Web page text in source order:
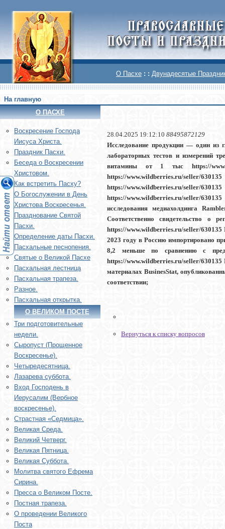
О Пасхе : : Двунадесятые
На главную
О ПАСХЕ
Воскреcение Господа
Иисуса Христа.
Праздник Пасхи.
Беседа о Воскресении
Христовом.
Как встретить Пасху?
О Богослужении в День
Христова Воскресенья.
Празднование Святой
Пасхи.
Определение даты Пасхи.
Пасхальные песнопения.
Святые о Великой Пасхе
Пасхальная лестница
Пасхальная трапеза.
Разное.
Пасхальная открытка.
О ВЕЛИКОМ ПОСТЕ
Три подготовительные
недели.
Сыропуст (Прощенное
Воскресенье).
Четыредесятница.
Лазарева суббота.
Вход Господень в
Иерусалим (Вербное
воскресенье).
Страстная «Седмица».
Великая Среда.
Великий Четверг.
Великая Пятница.
Великая Суббота.
Молитва святого Ефрема
Сирина.
Пресса о Великом Посте.
Постная трапеза.
О проведении Великого
Поста
28.04.2025 19:12:10 88495872129
Исследование продукции — один из
лабораторных тестов и измерений
витамины от 1 тыс https://
https://www.wildberries.ru/
https://www.wildberries.ru/
https://www.wildberries.ru/seller/
исследования медиахолдинга
Соответственно свидетельство о
https://www.wildberries.ru/seller/
2023 году в Россию импортировано
8,2 меньше по сравнению с
https://www.wildberries.ru/seller/630135
материалах BusinesStat,
соответствии;
Вернуться к списку вопросов